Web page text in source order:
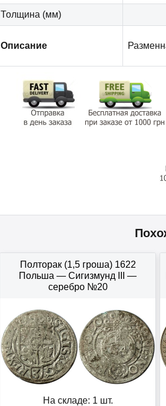
Толщина (мм)
Описание
Полторак (1,5 гроша) 1622
Польша — Сигизмунд III —
серебро №20
На складе: 1 шт.